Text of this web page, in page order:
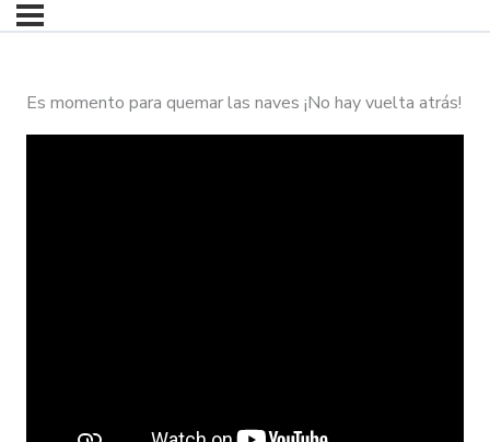
Es momento para quemar las naves ¡No hay vuelta atrás!